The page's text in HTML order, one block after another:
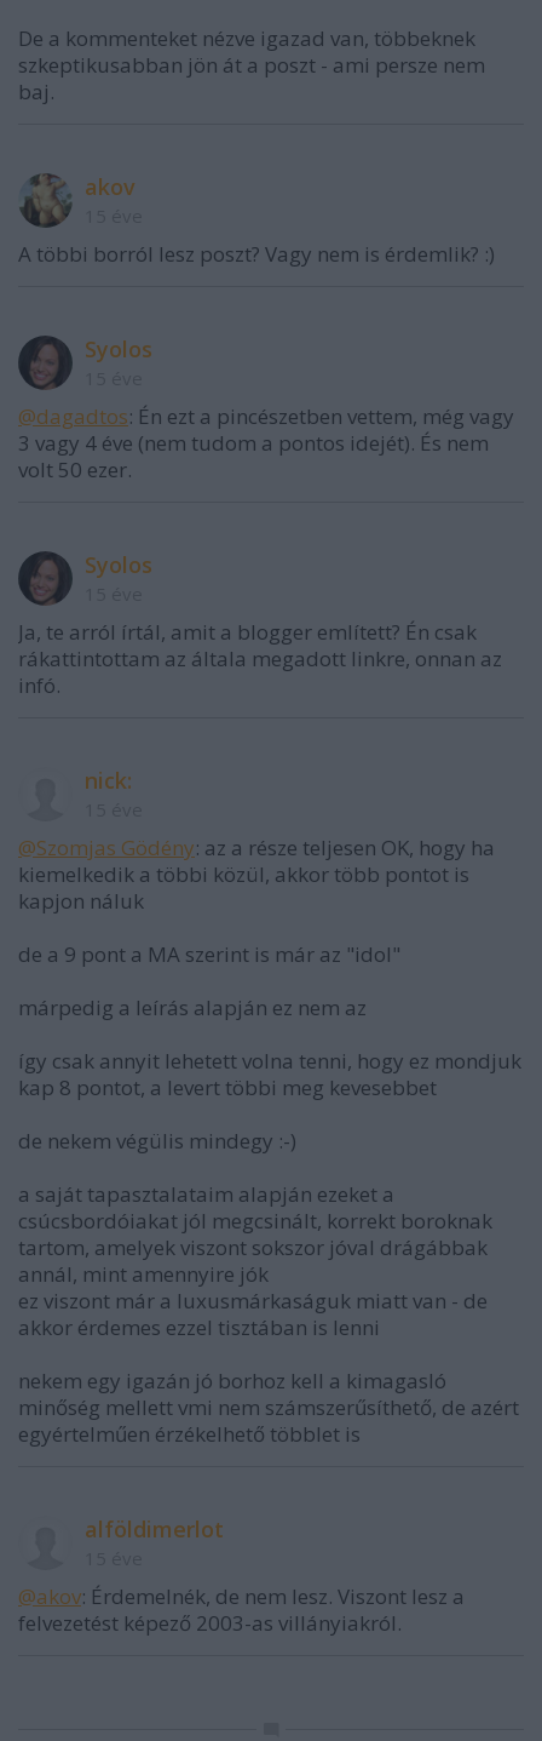
De a kommenteket nézve igazad van, többeknek
szkeptikusabban jön át a poszt - ami persze nem
baj.
akov
A többi borról lesz poszt? Vagy nem is érdemlik? :)
Syolos
@dagadtos: Én ezt a pincészetben vettem, még vagy
3 vagy 4 éve (nem tudom a pontos idejét). És nem
volt 50 ezer.
Syolos
Ja, te arról írtál, amit a blogger említett? Én csak
rákattintottam az általa megadott linkre, onnan az
infó.
nick:
@Szomjas Gödény: az a része teljesen OK, hogy ha
kiemelkedik a többi közül, akkor több pontot is
kapjon náluk
de a 9 pont a MA szerint is már az "idol"
márpedig a leírás alapján ez nem az
így csak annyit lehetett volna tenni, hogy ez mondjuk
kap 8 pontot, a levert többi meg kevesebbet
de nekem végülis mindegy :-)
a saját tapasztalataim alapján ezeket a
csúcsbordóiakat jól megcsinált, korrekt boroknak
tartom, amelyek viszont sokszor jóval drágábbak
annál, mint amennyire jók
ez viszont már a luxusmárkaságuk miatt van - de
akkor érdemes ezzel tisztában is lenni
nekem egy igazán jó borhoz kell a kimagasló
minőség mellett vmi nem számszerűsíthető, de azért
egyértelműen érzékelhető többlet is
alföldimerlot
@akov: Érdemelnék, de nem lesz. Viszont lesz a
felvezetést képező 2003-as villányiakról.